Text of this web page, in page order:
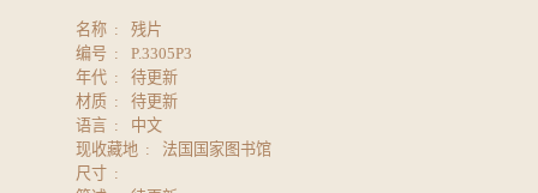
名称
残片
编号
P.3305P3
年代
待更新
材质
待更新
语言
中文
现收藏地
法国国家图书馆
尺寸